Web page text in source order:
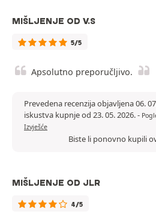
MIŠLJENJE OD V.S
5/5
Apsolutno preporučljivo.
Prevedena recenzija objavljena 06.
iskustva kupnje od 23. 05. 2026.-
Izvješće
Biste li ponovno kupili
MIŠLJENJE OD JLR
4/5